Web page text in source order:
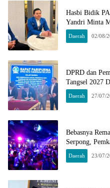
Hasbi Bidik
Yandri Minta
Daerah 02/08/
DPRD dan
Tangsel 2027
Daerah 27/07/
Bebasnya
Serpong,
Daerah 23/07/